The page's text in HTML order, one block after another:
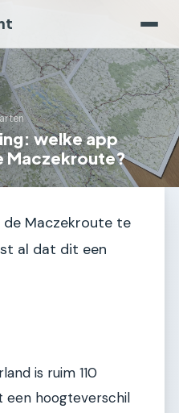
welke app
Maczekroute?
Maczekroute te
al dat dit een
is ruim 110
een hoogteverschil